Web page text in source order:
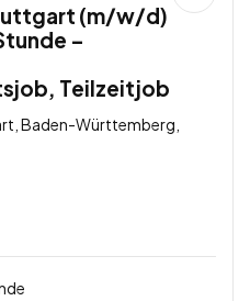
(m/w/d)
–
Teilzeitjob
Baden-Württemberg,